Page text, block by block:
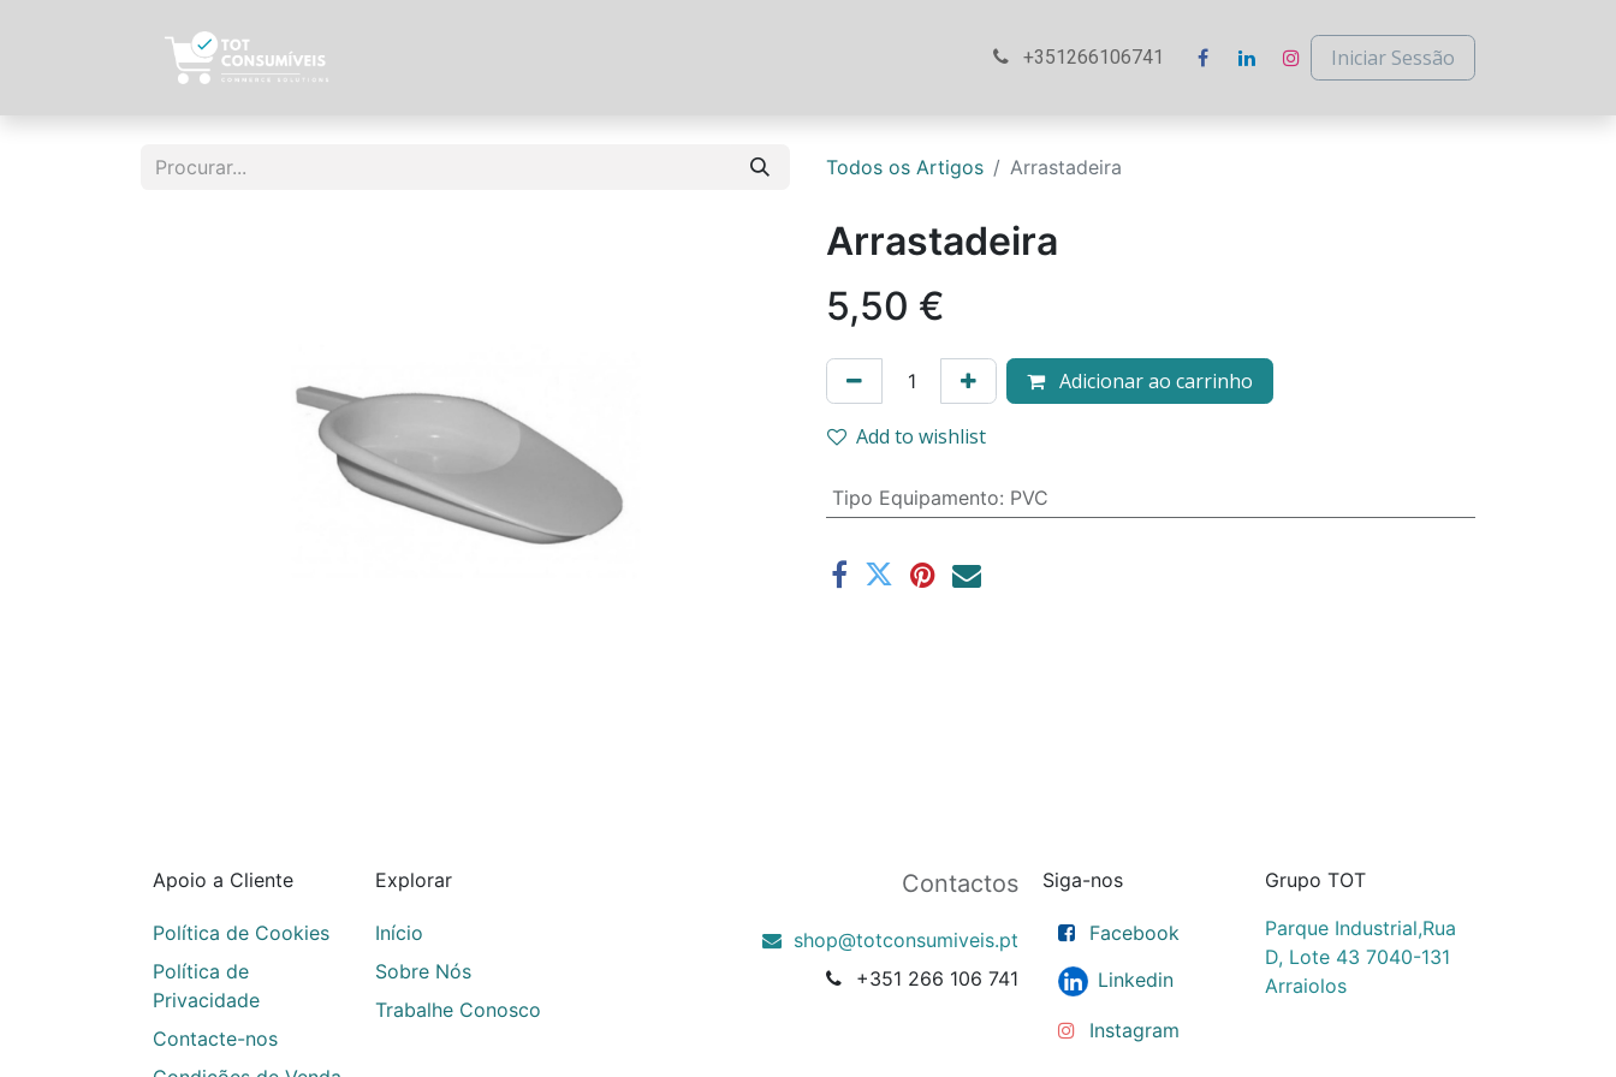
+351266106741 Iniciar Sessão
Todos os Artigos Arrastadeira
Arrastadeira
5,50 €
Adicionar ao carrinho
Add to wishlist
Tipo Equipamento: PVC
Grupo TOT
Parque Industrial,Rua
D, Lote 43 7040-131
Arraiolos
Apoio a Cliente
Política de Cookies
Política de
Privacidade
Contacte-nos
Explorar
Início
Sobre Nós
Trabalhe Conosco
Contactos
shop@totconsumiveis.pt
+351 266 106 741
Siga-nos
Facebook
Linkedin
Instagram